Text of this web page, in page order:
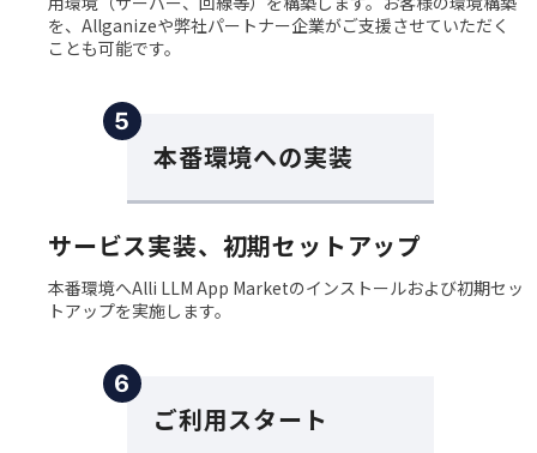
を、Allganizeや弊社パートナー企業がご支援させていただく
ことも可能です。
５
本番環境への実装
サービス実装、初期セットアップ
本番環境へAlli LLM App Marketのインストールおよび初期セッ
トアップを実施します。
６
ご利用スタート